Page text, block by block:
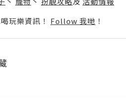
玩樂資訊！ Follow 我哋 ！